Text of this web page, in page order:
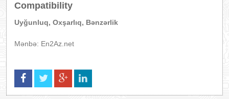
Compatibility
Uyğunluq, Oxşarlıq, Bənzərlik
Mənbə: En2Az.net